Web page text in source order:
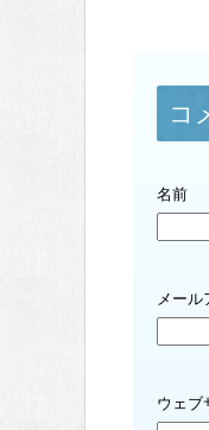
コ
名前
メール
ウェブ